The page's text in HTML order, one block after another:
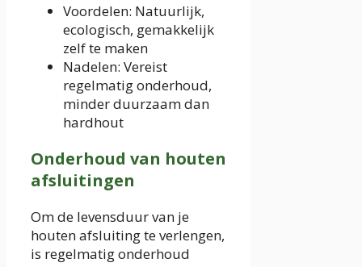
Voordelen: Natuurlijk,
ecologisch, gemakkelijk
zelf te maken
Nadelen: Vereist
regelmatig onderhoud,
minder duurzaam dan
hardhout
Onderhoud van houten
afsluitingen
Om de levensduur van je
houten afsluiting te verlengen,
is regelmatig onderhoud